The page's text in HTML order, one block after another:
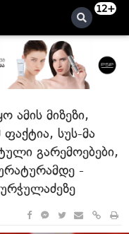
12+
ამის მიზეზი,
ფაქტია, სუს-მა
გარემოებები,
-